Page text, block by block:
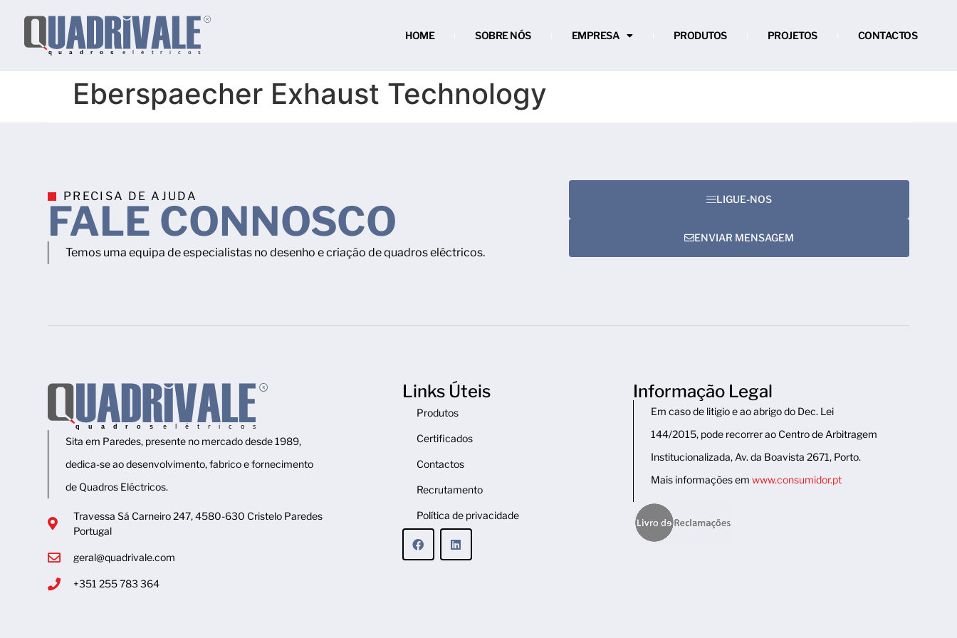
HOME SOBRE NÓS EMPRESA PRODUTOS PROJETOS CONTACTOS
Eberspaecher Exhaust Technology
PRECISA DE AJUDA
FALE CONNOSCO
Temos uma equipa de especialistas no desenho e criação de quadros eléctricos.
LIGUE-NOS
ENVIAR MENSAGEM
Sita em Paredes, presente no mercado desde 1989,
dedica-se ao desenvolvimento, fabrico e fornecimento
de Quadros Eléctricos.
Travessa Sá Carneiro 247, 4580-630 Cristelo Paredes
Portugal
geral@quadrivale.com
+351 255 783 364
Links Úteis
Produtos
Certificados
Contactos
Recrutamento
Política de privacidade
Informação Legal
Em caso de litigio e ao abrigo do Dec. Lei
144/2015, pode recorrer ao Centro de Arbitragem
Institucionalizada, Av. da Boavista 2671, Porto.
Mais informações em www.consumidor.pt